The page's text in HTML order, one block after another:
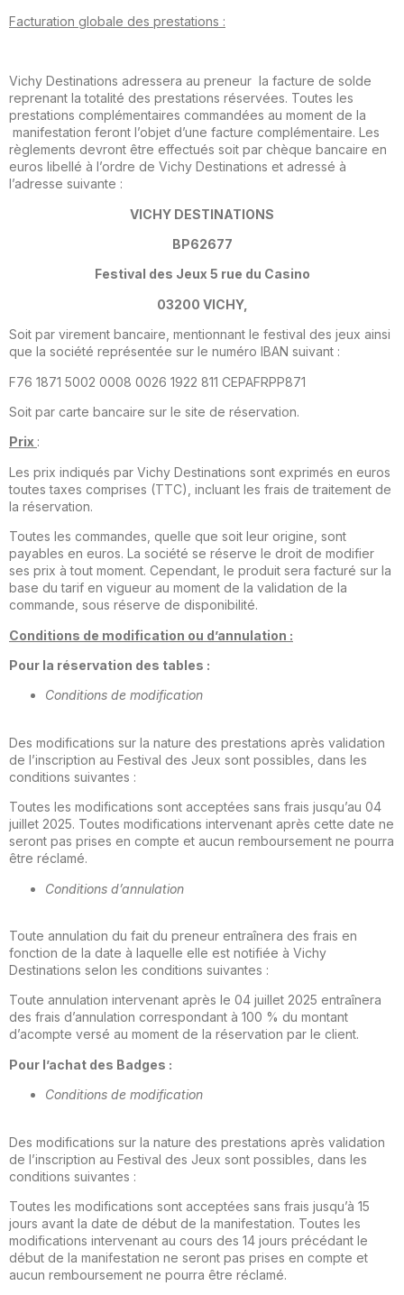
Facturation globale des prestations :
Vichy Destinations adressera au preneur la facture de solde
reprenant la totalité des prestations réservées. Toutes les
prestations complémentaires comman­dées au moment de la
manifestation feront l’objet d’une facture complémentaire. Les
règlements devront être effectués soit par chèque bancaire en
euros libellé à l’ordre de Vichy Destinations et adressé à
l’adresse suivante :
VICHY DESTINATIONS
BP62677
Festival des Jeux 5 rue du Casino
03200 VICHY,
Soit par virement bancaire, mentionnant le festival des jeux ainsi
que la société représentée sur le numéro IBAN suivant :
F76 1871 5002 0008 0026 1922 811 CEPAFRPP871
Soit par carte bancaire sur le site de réservation.
Prix :
Les prix indiqués par Vichy Destinations sont exprimés en euros
toutes taxes comprises (TTC), incluant les frais de traitement de
la réservation.
Toutes les commandes, quelle que soit leur origine, sont
payables en euros. La société se réserve le droit de modifier
ses prix à tout moment. Cependant, le produit sera facturé sur la
base du tarif en vigueur au moment de la validation de la
commande, sous réserve de disponibilité.
Conditions de modification ou d’annulation :
Pour la réservation des tables :
Conditions de modification
Des modifications sur la nature des prestations après vali­dation
de l’inscription au Festival des Jeux sont possibles, dans les
conditions suivantes :
Toutes les modifications sont acceptées sans frais jusqu’au 04
juillet 2025. Toutes modifications intervenant après cette date ne
seront pas prises en compte et aucun rembourse­ment ne pourra
être réclamé.
Conditions d’annulation
Toute annulation du fait du preneur entraînera des frais en
fonction de la date à laquelle elle est notifiée à Vichy
Destinations selon les conditions suivantes :
Toute annulation intervenant après le 04 juillet 2025 entraî­nera
des frais d’annulation correspondant à 100 % du mon­tant
d’acompte versé au moment de la réservation par le client.
Pour l’achat des Badges :
Conditions de modification
Des modifications sur la nature des prestations après vali­dation
de l’inscription au Festival des Jeux sont possibles, dans les
conditions suivantes :
Toutes les modifications sont acceptées sans frais jusqu’à 15
jours avant la date de début de la manifestation. Toutes les
modifications intervenant au cours des 14 jours précé­dant le
début de la manifestation ne seront pas prises en compte et
aucun remboursement ne pourra être réclamé.